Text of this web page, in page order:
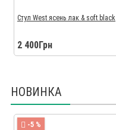
Стул West ясень лак & soft black
2 400Грн
НОВИНКА
-5 %